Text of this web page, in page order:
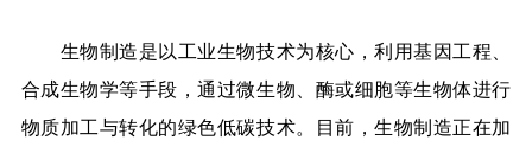
生物制造是以工业生物技术为核心，利用基因工程、
合成生物学等手段，通过微生物、酶或细胞等生物体进行
物质加工与转化的绿色低碳技术。目前，生物制造正在加